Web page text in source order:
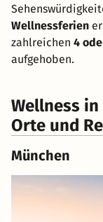
Wellnessferien
zahlreichen 4
aufgehoben.
Wellness
Orte und
München